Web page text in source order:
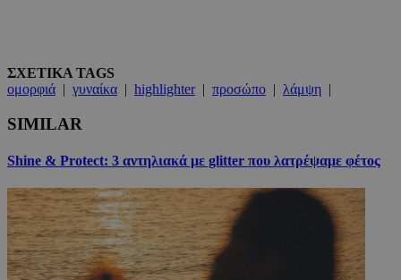
ΣΧΕΤΙΚΑ TAGS
ομορφιά | γυναίκα | highlighter| προσώπο | λάμψη |
SIMILAR
Shine & Protect: 3 αντηλιακά με glitter που λατρέψαμε φέτος